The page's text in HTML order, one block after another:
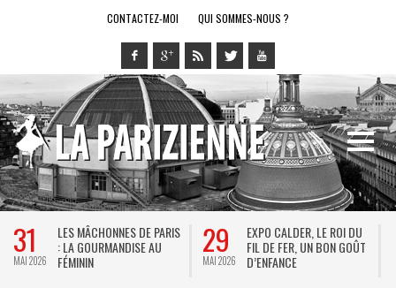
CONTACTEZ-MOI QUI SOMMES-NOUS ?
31
MAI 2026
LES MÂCHONNES DE PARIS
: LA GOURMANDISE AU
FÉMININ
29
MAI 2026
EXPO CALDER, LE ROI DU
FIL DE FER, UN BON GOÛT
D’ENFANCE